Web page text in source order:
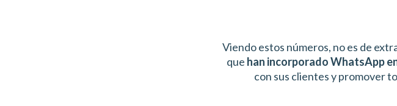
Viendo estos números, no es de
que han incorporado WhatsApp
con sus clientes y promover